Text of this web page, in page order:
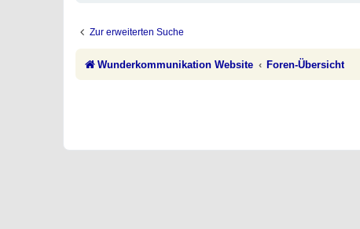
Zur erweiterten Suche
Wunderkommunikation Website Foren-Übersicht